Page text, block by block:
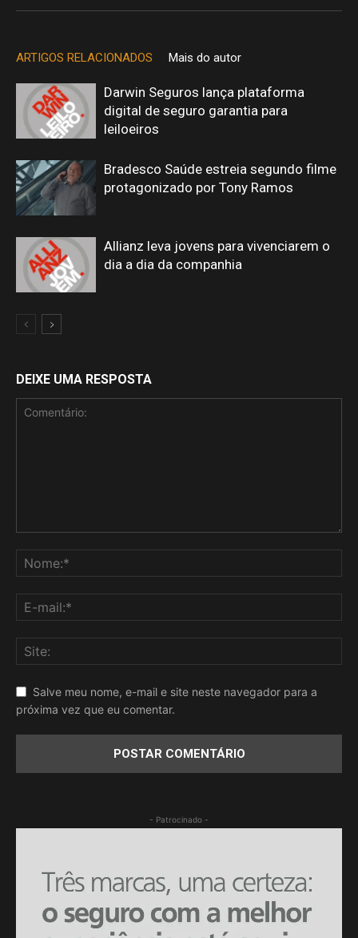
ARTIGOS RELACIONADOS Mais do autor
Darwin Seguros lança plataforma
digital de seguro garantia para
leiloeiros
Bradesco Saúde estreia segundo filme
protagonizado por Tony Ramos
Allianz leva jovens para vivenciarem o
dia a dia da companhia
DEIXE UMA RESPOSTA
Salve meu nome, e-mail e site neste navegador para a
próxima vez que eu comentar.
- Patrocinado -